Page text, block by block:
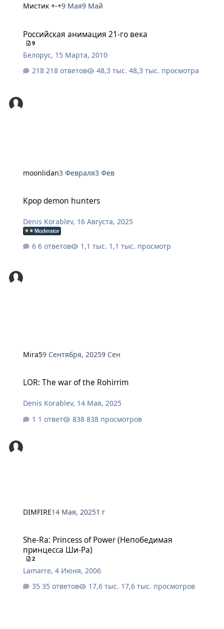
Мистик +-+9 Мая9 Май
Российская анимация 21-го века
9
Белорус, 15 Марта, 2010
218 ответов
48,3 тыс. просмотра
moonlidan3 Февраля3 Фев
Kpop demon hunters
Denis Korablev, 16 Августа, 2025
6 ответов 1,1 тыс. просмотр
Mira59 Сентября, 20259 Сен
LOR: The war of the Rohirrim
Denis Korablev, 14 Мая, 2025
1 ответ
838 просмотров
DIMFIRE14 Мая, 20251 г
She-Ra: Princess of Power (Непобедимая
принцесса Ши-Ра)
2
Lamarre,4 Июня, 2006
35 ответов
17,6 тыс. просмотров